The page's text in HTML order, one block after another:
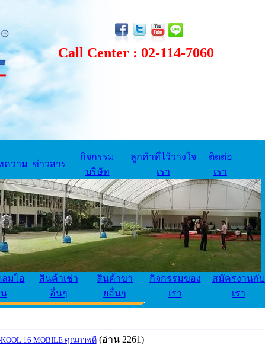
Call Center : 02-114-7060
ความ ข่าวสาร
กิจกรรม
บริษัท
ลูกค้าที่ไว้วางใจ
เรา
ติดต่อ
เรา
ลมไอ
น
สินค้าเช่า
อื่นๆ
สินค้าขา
ยอื่นๆ
กิจกรรมของ
เรา
สมัครงานกับ
เรา
KOOL 16 MOBILE คุณภาพดี(อ่าน 2261)